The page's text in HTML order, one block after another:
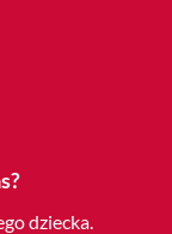
dziecka.